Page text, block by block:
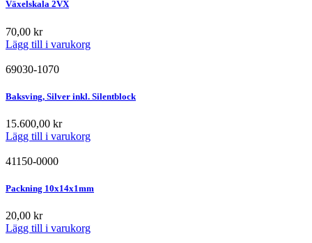
Växelskala 2VX
70,00 kr
Lägg till i varukorg
69030-1070
Baksving, Silver inkl. Silentblock
15.600,00 kr
Lägg till i varukorg
41150-0000
Packning 10x14x1mm
20,00 kr
Lägg till i varukorg